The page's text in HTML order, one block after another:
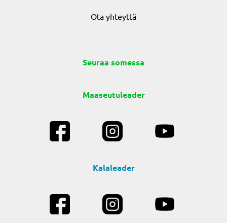
Ota yhteyttä
Seuraa somessa
Maaseutuleader
Kalaleader